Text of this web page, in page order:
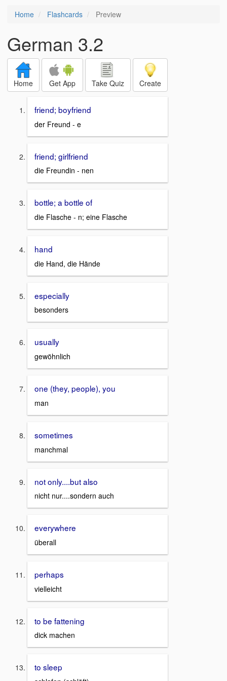
Home Flashcards Preview
German 3.2
Home Get App Take Quiz Create
friend; boyfriend
der Freund - e
friend; girlfriend
die Freundin - nen
bottle; a bottle of
die Flasche - n; eine Flasche
hand
die Hand, die Hände
especially
besonders
usually
gewöhnlich
one (they, people), you
man
sometimes
manchmal
not only....but also
nicht nur....sondern auch
everywhere
überall
perhaps
vielleicht
to be fattening
dick machen
to sleep